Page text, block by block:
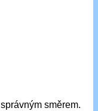
směrem.